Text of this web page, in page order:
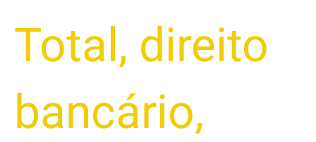
Total , direito
bancário,